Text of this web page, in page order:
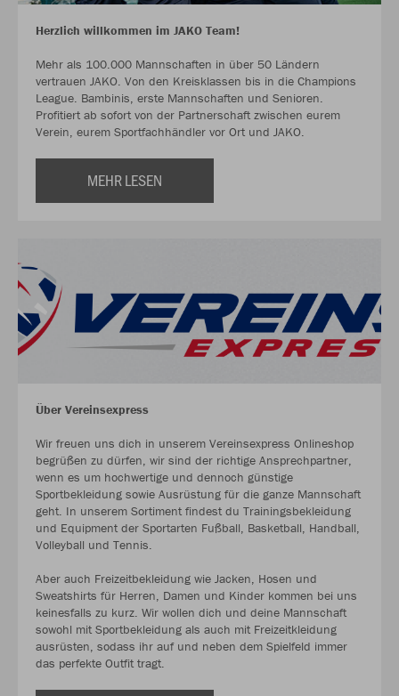
Herzlich willkommen im JAKO Team!
Mehr als 100.000 Mannschaften in über 50 Ländern
vertrauen JAKO. Von den Kreisklassen bis in die Champions
League. Bambinis, erste Mannschaften und Senioren.
Profitiert ab sofort von der Partnerschaft zwischen eurem
Verein, eurem Sportfachhändler vor Ort und JAKO.
MEHR LESEN
Über Vereinsexpress
Wir freuen uns dich in unserem Vereinsexpress Onlineshop
begrüßen zu dürfen, wir sind der richtige Ansprechpartner,
wenn es um hochwertige und dennoch günstige
Sportbekleidung sowie Ausrüstung für die ganze Mannschaft
geht. In unserem Sortiment findest du Trainingsbekleidung
und Equipment der Sportarten Fußball, Basketball, Handball,
Volleyball und Tennis.
Aber auch Freizeitbekleidung wie Jacken, Hosen und
Sweatshirts für Herren, Damen und Kinder kommen bei uns
keinesfalls zu kurz. Wir wollen dich und deine Mannschaft
sowohl mit Sportbekleidung als auch mit Freizeitkleidung
ausrüsten, sodass ihr auf und neben dem Spielfeld immer
das perfekte Outfit tragt.